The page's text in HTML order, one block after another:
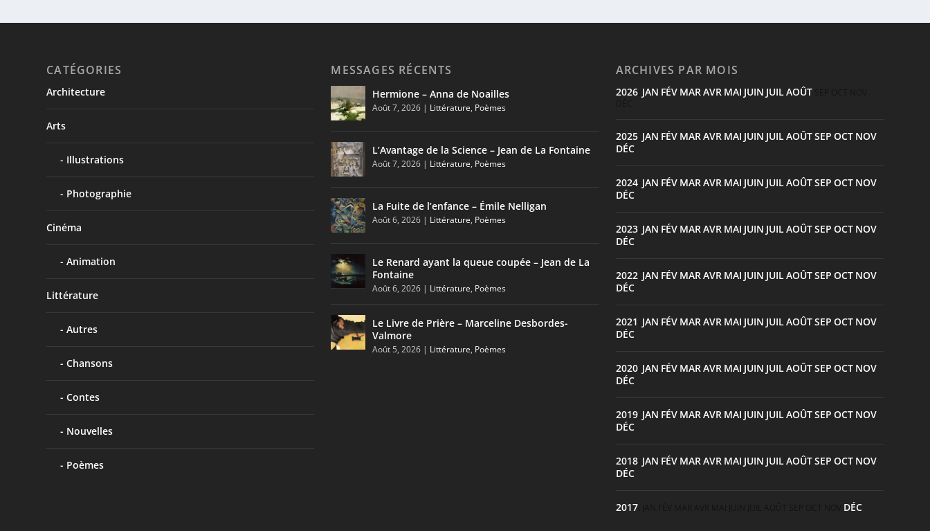
CATÉGORIES
Architecture
Arts
Illustrations
Photographie
Cinéma
Animation
Littérature
Autres
Chansons
Contes
Nouvelles
Poèmes
MESSAGES RÉCENTS
Hermione – Anna de Noailles
Août 7, 2026 | Littérature, Poèmes
L’Avantage de la Science – Jean de La Fontaine
Août 7, 2026 | Littérature, Poèmes
La Fuite de l’enfance – Émile Nelligan
Août 6, 2026 | Littérature, Poèmes
Le Renard ayant la queue coupée – Jean de La
Fontaine
Août 6, 2026 | Littérature, Poèmes
Le Livre de Prière – Marceline Desbordes-
Valmore
Août 5, 2026 | Littérature, Poèmes
ARCHIVES PAR MOIS
2026: JAN FÉV MARAVR MAI JUIN JUILAOÛT
2025: JAN FÉV MARAVR MAI JUIN JUILAOÛTSEP OCT NOV
DÉC
2024: JAN FÉV MARAVR MAI JUIN JUILAOÛTSEP OCT NOV
DÉC
2023: JAN FÉV MARAVR MAI JUIN JUILAOÛTSEP OCT NOV
DÉC
2022: JAN FÉV MARAVR MAI JUIN JUILAOÛTSEP OCT NOV
DÉC
2021 JAN FÉV MARAVR MAI JUIN JUILAOÛTSEP OCT NOV
DÉC
2020: JAN FÉV MARAVR MAI JUIN JUILAOÛTSEP OCT NOV
DÉC
2019: JAN FÉV MARAVR MAI JUIN JUILAOÛTSEP OCT NOV
DÉC
2018: JAN FÉV MARAVR MAI JUIN JUILAOÛTSEP OCT NOV
DÉC
2017: DÉC